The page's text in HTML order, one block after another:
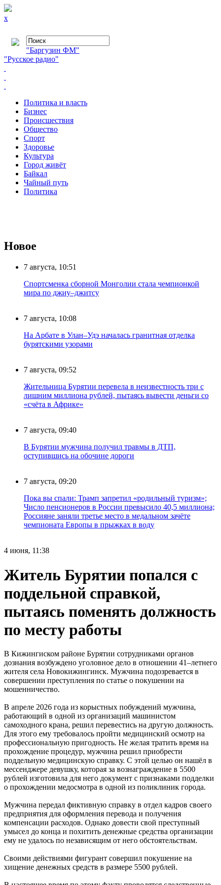
x
"Баргузин ФМ"
"Русское радио"
Политика и власть
Бизнес
Происшествия
Общество
Cпорт
Здоровье
Культура
Город живёт
Байкал
Чайный путь
Политика
Новое
7 августа, 10:51
Спортсменка сборной Монголии стала чемпионкой
мира по джиу–джитсу
7 августа, 10:08
На Арбате в Улан–Удэ началась гранитная отделка
бурятскими узорами
7 августа, 09:52
Жительница Бурятии перевела в неизвестность три с
лишним миллиона рублей, пытаясь вывести деньги со
«счёта в Африке»
7 августа, 09:40
В Бурятии мужчина получил травмы в ДТП,
оступившись на обочине дороги
7 августа, 09:20
Пока вы спали: Трамп запретил «родильный туризм»;
Число пенсионеров в России превысило 40,5 миллиона;
Россияне заняли третье место в медальном зачёте
чемпионата Европы в прыжках в воду
4 июня, 11:38
Житель Бурятии попался с
поддельной справкой,
пытаясь поменять должность
по месту работы
В Кижингиском районе Бурятии сотрудниками органов
дознания возбуждено уголовное дело в отношении 41–летнего
жителя села Новокижингинск. Мужчина подозревается в
совершении преступления по статье о покушении на
мошенничество.
В апреле 2026 года из корыстных побуждений мужчина,
работающий в одной из организаций машинистом
самоходного крана, решил перевестись на другую должность.
Для этого ему требовалось пройти медицинский осмотр на
профессиональную пригодность. Не желая тратить время на
прохождение процедур, мужчина решил приобрести
поддельную медицинскую справку. С этой целью он нашёл в
мессенджере девушку, которая за вознаграждение в 5500
рублей изготовила для него документ с признаками подделки
о прохождении медосмотра в одной из поликлиник города.
Мужчина передал фиктивную справку в отдел кадров своего
предприятия для оформления перевода и получения
компенсации расходов. Однако довести свой преступный
умысел до конца и похитить денежные средства организации
ему не удалось по независящим от него обстоятельствам.
Своими действиями фигурант совершил покушение на
хищение денежных средств в размере 5500 рублей.